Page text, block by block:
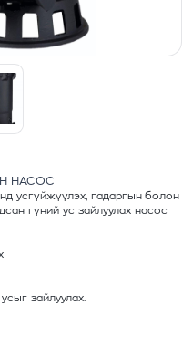
НАСОС
усгүйжүүлэх, гадаргын болон
гүний ус зайлуулах насос
зайлуулах.